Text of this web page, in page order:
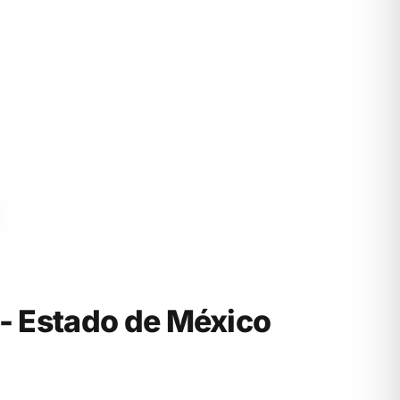
Estado de México